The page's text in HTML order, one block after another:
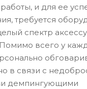
и для ее
требуется
спектр
всего у
в связи с
демпингующими